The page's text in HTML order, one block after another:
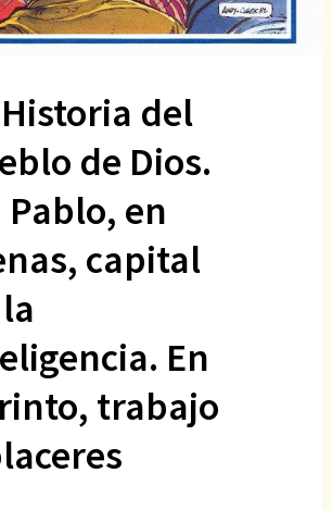
del
de Dios.
Pablo, en
capital
En
trabajo